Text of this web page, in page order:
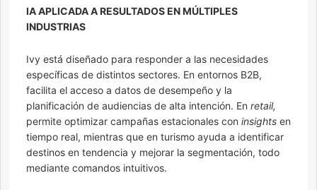
IA APLICADA A RESULTADOS EN MÚLTIPLES
INDUSTRIAS
Ivy está diseñado para responder a las necesidades
específicas de distintos sectores. En entornos B2B,
facilita el acceso a datos de desempeño y la
planificación de audiencias de alta intención. En retail,
permite optimizar campañas estacionales con insights en
tiempo real, mientras que en turismo ayuda a identificar
destinos en tendencia y mejorar la segmentación, todo
mediante comandos intuitivos.